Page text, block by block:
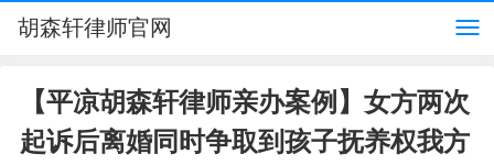
胡森轩律师官网
【平凉胡森轩律师亲办案例】女方两次
起诉后离婚同时争取到孩子抚养权我方